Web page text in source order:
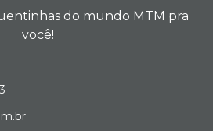
do mundo MTM pra
você!